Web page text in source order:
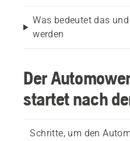
Was bedeutet das
werden
Der
startet nach
Schritte, um den